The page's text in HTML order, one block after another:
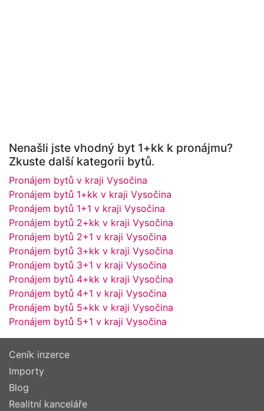
Nenašli jste vhodný byt 1+kk k pronájmu?
Zkuste další kategorii bytů.
Pronájem bytů v kraji Vysočina
Pronájem bytů 1+kk v kraji Vysočina
Pronájem bytů 1+1 v kraji Vysočina
Pronájem bytů 2+kk v kraji Vysočina
Pronájem bytů 2+1 v kraji Vysočina
Pronájem bytů 3+kk v kraji Vysočina
Pronájem bytů 3+1 v kraji Vysočina
Pronájem bytů 4+kk v kraji Vysočina
Pronájem bytů 4+1 v kraji Vysočina
Pronájem bytů 5+kk v kraji Vysočina
Pronájem bytů 5+1 v kraji Vysočina
Ceník inzerce
Importy
Blog
Realitní kanceláře